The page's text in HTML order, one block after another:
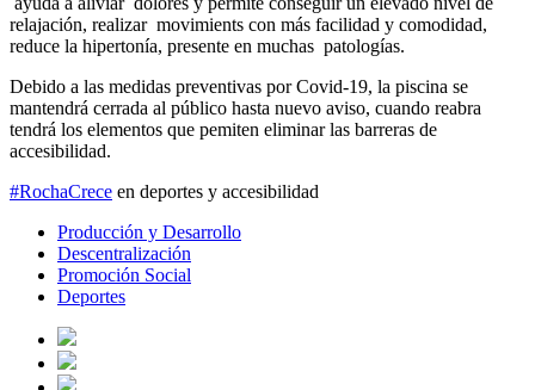
relajación, realizar movimients con más facilidad y comodidad,
reduce la hipertonía, presente en muchas patologías.
Debido a las medidas preventivas por Covid-19, la piscina se
mantendrá cerrada al público hasta nuevo aviso, cuando reabra
tendrá los elementos que pemiten eliminar las barreras de
accesibilidad.
#RochaCrece en deportes y accesibilidad
Producción y Desarrollo
Descentralización
Promoción Social
Deportes